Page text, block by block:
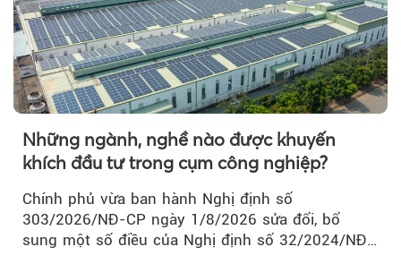
Những ngành, nghề nào được khuyến
khích đầu tư trong cụm công nghiệp?
Chính phủ vừa ban hành Nghị định số
303/2026/NĐ-CP ngày 1/8/2026 sửa đổi, bổ
sung một số điều của Nghị định số 32/2024/NĐ-